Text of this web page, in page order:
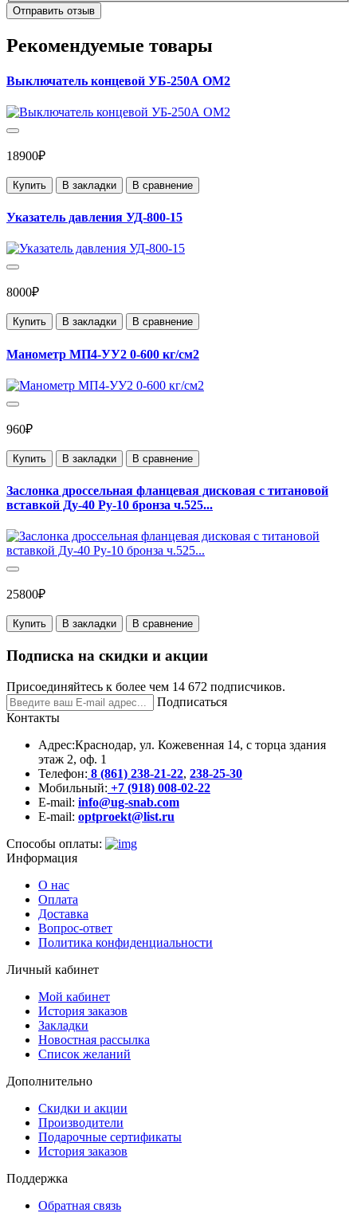
Отправить отзыв
Рекомендуемые товары
Выключатель концевой УБ-250А ОМ2
18900₽
Купить В закладки В сравнение
Указатель давления УД-800-15
8000₽
Купить В закладки В сравнение
Манометр МП4-УУ2 0-600 кг/см2
960₽
Купить В закладки В сравнение
Заслонка дроссельная фланцевая дисковая с титановой
вставкой Ду-40 Ру-10 бронза ч.525...
25800₽
Купить В закладки В сравнение
Подписка на скидки и акции
Присоединяйтесь к более чем 14 672 подписчиков.
Подписаться
Контакты
Адрес:Краснодар, ул. Кожевенная 14, с торца здания
этаж 2, оф. 1
Телефон: 8 (861) 238-21-22, 238-25-30
Мобильный: +7 (918) 008-02-22
E-mail: info@ug-snab.com
E-mail: optproekt@list.ru
Способы оплаты:
Информация
О нас
Оплата
Доставка
Вопрос-ответ
Политика конфиденциальности
Личный кабинет
Мой кабинет
История заказов
Закладки
Новостная рассылка
Список желаний
Дополнительно
Скидки и акции
Производители
Подарочные сертификаты
История заказов
Поддержка
Обратная связь